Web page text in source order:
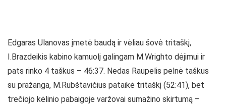
Edgaras Ulanovas įmetė baudą ir vėliau šovė tritaškį,
I.Brazdeikis kabino kamuolį galingam M.Wrighto dėjimui ir
pats rinko 4 taškus – 46:37. Nedas Raupelis pelnė taškus
su pražanga, M.Rubštavičius pataikė tritaškį (52:41), bet
trečiojo kėlinio pabaigoje varžovai sumažino skirtumą –